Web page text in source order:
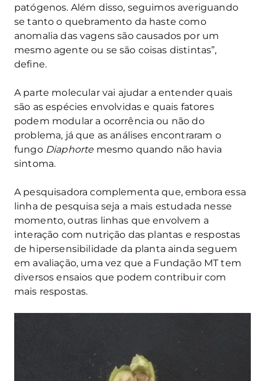
patógenos. Além disso, seguimos averiguando
se tanto o quebramento da haste como
anomalia das vagens são causados por um
mesmo agente ou se são coisas distintas”,
define.
A parte molecular vai ajudar a entender quais
são as espécies envolvidas e quais fatores
podem modular a ocorrência ou não do
problema, já que as análises encontraram o
fungo Diaphortemesmo quando não havia
sintoma.
A pesquisadora complementa que, embora essa
linha de pesquisa seja a mais estudada nesse
momento, outras linhas que envolvem a
interação com nutrição das plantas e respostas
de hipersensibilidade da planta ainda seguem
em avaliação, uma vez que a Fundação MT tem
diversos ensaios que podem contribuir com
mais respostas.